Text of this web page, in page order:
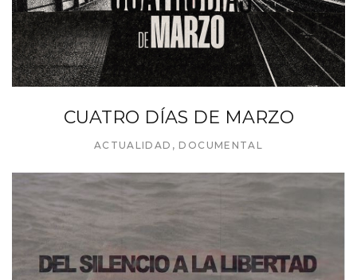
CUATRO DÍAS DE MARZO
ACTUALIDAD , DOCUMENTAL